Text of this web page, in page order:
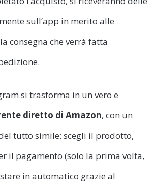
sull’app in merito alle
consegna che verrà fatta
si trasforma in un vero e
diretto di Amazon, con un
tutto simile: scegli il prodotto,
il pagamento (solo la prima volta,
in automatico grazie al